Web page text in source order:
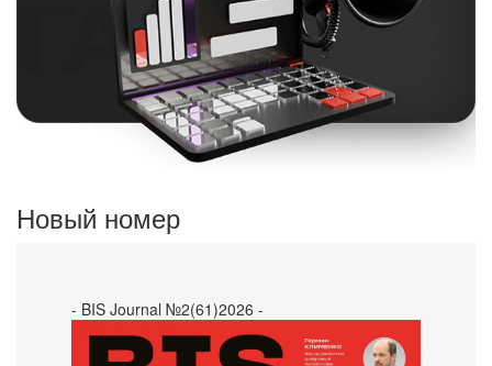
Новый номер
- BIS Journal №2(61)2026 -